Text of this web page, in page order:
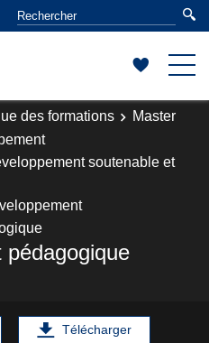
des formations
Master
soutenable et
Télécharger